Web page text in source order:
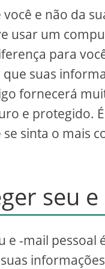
você e não da
usar um
para
suas
fornecerá
e protegido.
se sinta o mais
seu
-mail pessoal